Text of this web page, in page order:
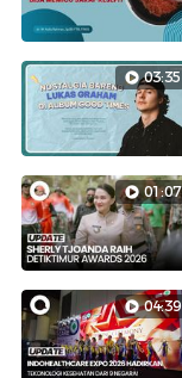
03:35
01:07
04:39